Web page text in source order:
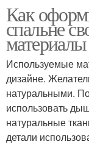
Как
спальне
Используемые
дизайне.
натуральными.
использовать
натуральные
детали